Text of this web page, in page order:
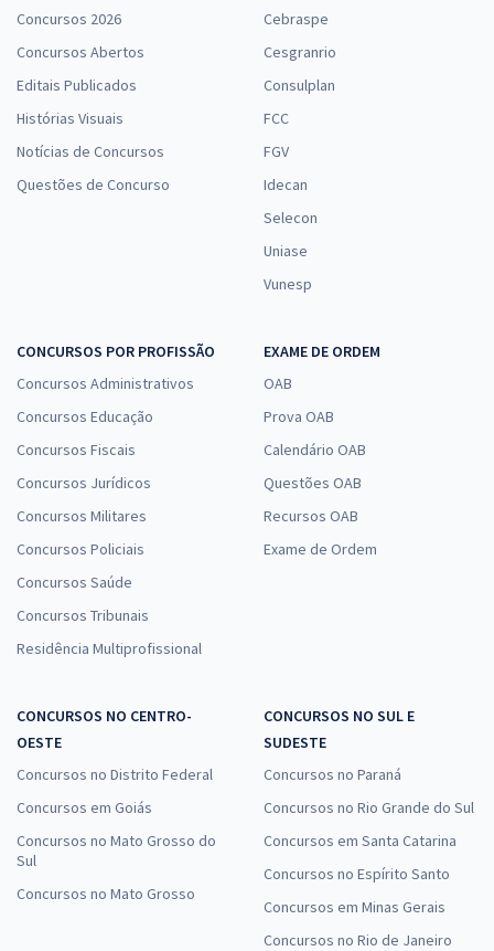
Concursos 2026
Concursos Abertos
Editais Publicados
Histórias Visuais
Notícias de Concursos
Questões de Concurso
Cebraspe
Cesgranrio
Consulplan
FCC
FGV
Idecan
Selecon
Uniase
Vunesp
CONCURSOS POR PROFISSÃO
Concursos Administrativos
Concursos Educação
Concursos Fiscais
Concursos Jurídicos
Concursos Militares
Concursos Policiais
Concursos Saúde
Concursos Tribunais
Residência Multiprofissional
EXAME DE ORDEM
OAB
Prova OAB
Calendário OAB
Questões OAB
Recursos OAB
Exame de Ordem
CONCURSOS NO CENTRO-
OESTE
Concursos no Distrito Federal
Concursos em Goiás
Concursos no Mato Grosso do
Sul
Concursos no Mato Grosso
CONCURSOS NO SUL E
SUDESTE
Concursos no Paraná
Concursos no Rio Grande do Sul
Concursos em Santa Catarina
Concursos no Espírito Santo
Concursos em Minas Gerais
Concursos no Rio de Janeiro